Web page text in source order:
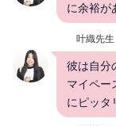
に余裕が
叶織先生
彼は自分
マイペー
にピッタ